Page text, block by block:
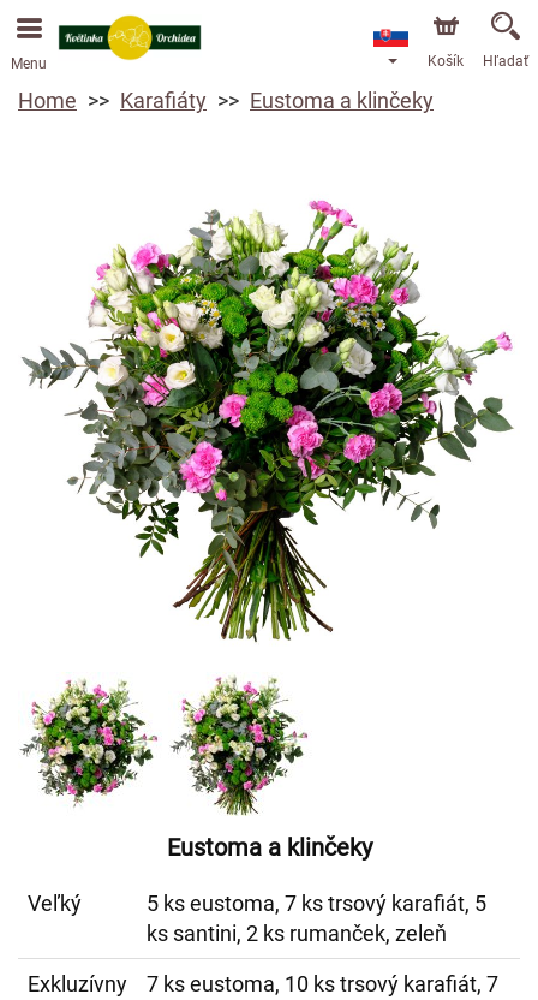
Objednávky prijímame prostredníctvom nášho e-shopu.
Najskorší možný termín doručenia je od 13.8.2026 z
Menu Košík Hľadať
Home Karafiáty Eustoma a klinčeky
Eustoma a klinčeky
Veľký
5 ks eustoma, 7 ks trsový karafiát, 5
ks santini, 2 ks rumanček, zeleň
Exkluzívny
7 ks eustoma, 10 ks trsový karafiát, 7